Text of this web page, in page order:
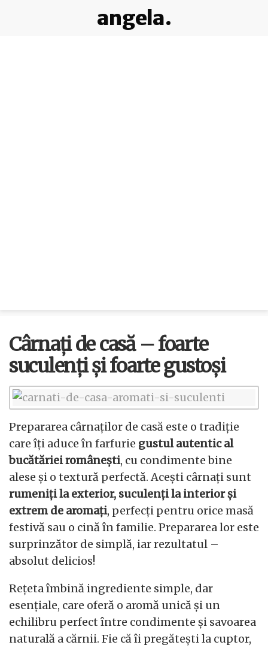
angela.
Cârnați de casă – foarte
suculenți și foarte gustoși
Prepararea cârnaților de casă este o tradiție
care îți aduce în farfurie gustul autentic al
bucătăriei românești, cu condimente bine
alese și o textură perfectă. Acești cârnați sunt
rumeniți la exterior, suculenți la interior și
extrem de aromați, perfecți pentru orice masă
festivă sau o cină în familie. Prepararea lor este
surprinzător de simplă, iar rezultatul –
absolut delicios!
Rețeta îmbină ingrediente simple, dar
esențiale, care oferă o aromă unică și un
echilibru perfect între condimente și savoarea
naturală a cărnii. Fie că îi pregătești la cuptor,